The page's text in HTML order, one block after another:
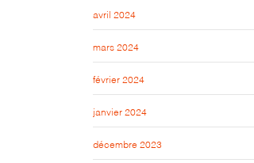
avril 2024
mars 2024
février 2024
janvier 2024
décembre 2023